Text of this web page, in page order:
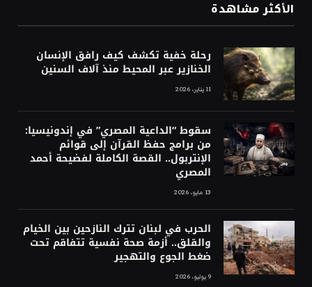
الأكثر مشاهدة
رحلة خفية تكشف كيف رافق الإنسان
الخنازير عبر المحيط منذ آلاف السنين
11 يناير، 2026
سقوط “الداعية المصري” في إندونيسيا:
من برامج حفظ القرآن إلى قوائم
الإنتربول.. القصة الكاملة لفضيحة أحمد
المصري
13 مايو، 2026
الحرب في لبنان تترك النازحين بين الخيام
والقلق.. أزمة صحة نفسية تتفاقم تحت
ضغط الجوع والتهجير
9 يوليو، 2026